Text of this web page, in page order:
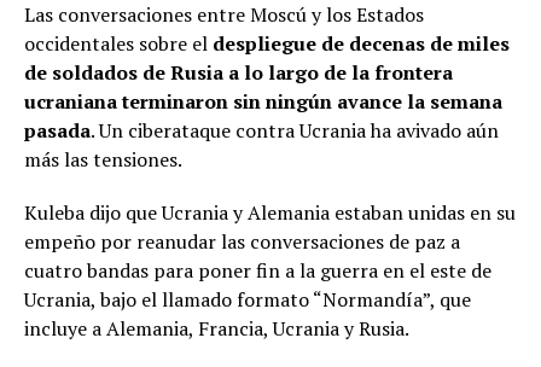
Las conversaciones entre Moscú y los Estados
occidentales sobre el despliegue de decenas de miles
de soldados de Rusia a lo largo de la frontera
ucraniana terminaron sin ningún avance la semana
pasada. Un ciberataque contra Ucrania ha avivado aún
más las tensiones.
Kuleba dijo que Ucrania y Alemania estaban unidas en su
empeño por reanudar las conversaciones de paz a
cuatro bandas para poner fin a la guerra en el este de
Ucrania, bajo el llamado formato “Normandía”, que
incluye a Alemania, Francia, Ucrania y Rusia.